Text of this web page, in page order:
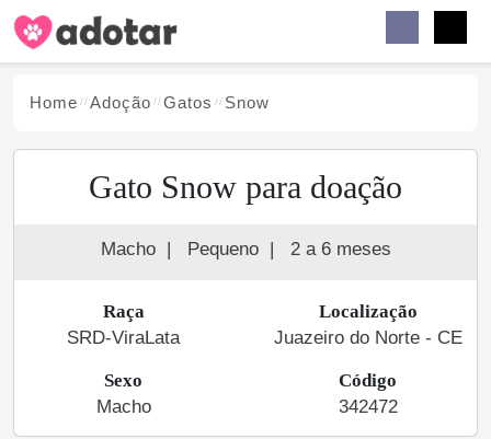
Home Adoção Gatos Snow
Gato Snow para doação
Macho | Pequeno | 2 a 6 meses
Raça
SRD-ViraLata
Localização
Juazeiro do Norte - CE
Sexo
Macho
Código
342472